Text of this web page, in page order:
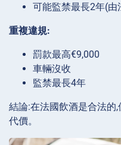
可能監禁最長2年(由
重複違規:
罰款最高€9,000
車輛沒收
監禁最長4年
結論:在法國飲酒是合法的
代價。